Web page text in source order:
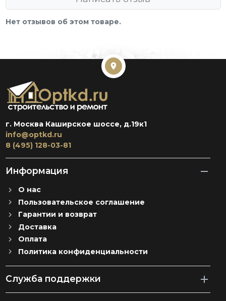
Нет отзывов об этом товаре.
г. Москва Каширское шоссе, д.19к1
info@optkd.ru
8 (495) 128-03-81
Информация
О нас
Пользовательское соглашение
Гарантии и возврат
Доставка
Оплата
Политика конфиденциальности
Служба поддержки